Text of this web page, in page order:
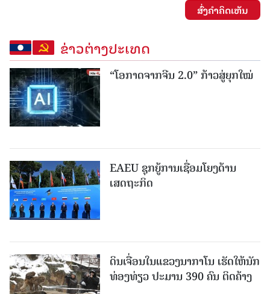
ສົ່ງຄໍາຄິດເຫັນ
ຂ່າວຕ່າງປະເທດ
“ໂອກາດຈາກຈີນ 2.0” ກ້າວສູ່ຍຸກໃໝ່
EAEU ຊຸກຍູ້ການເຊື່ອມໂຍງດ້ານ
ເສດຖະກິດ
ດິນເຈື່ອນໃນແຂວງນາກາໂນ ເຮັດໃຫ້ນັກ
ທ່ອງທ່ຽວ ປະມານ 390 ຄົນ ຕິດຄ້າງ